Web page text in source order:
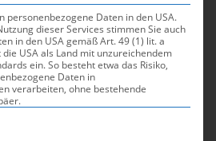
am besten vor
Forsa-Umfrage im Auftrage
das gerade in
personenbezogene Daten in den USA.
dieser Services stimmen Sie auch
in den USA gemäß Art. 49 (1) lit. a
die USA als Land mit unzureichendem
ein. So besteht etwa das Risiko,
Daten in
verarbeiten, ohne bestehende
Service-Gruppen, für die eine